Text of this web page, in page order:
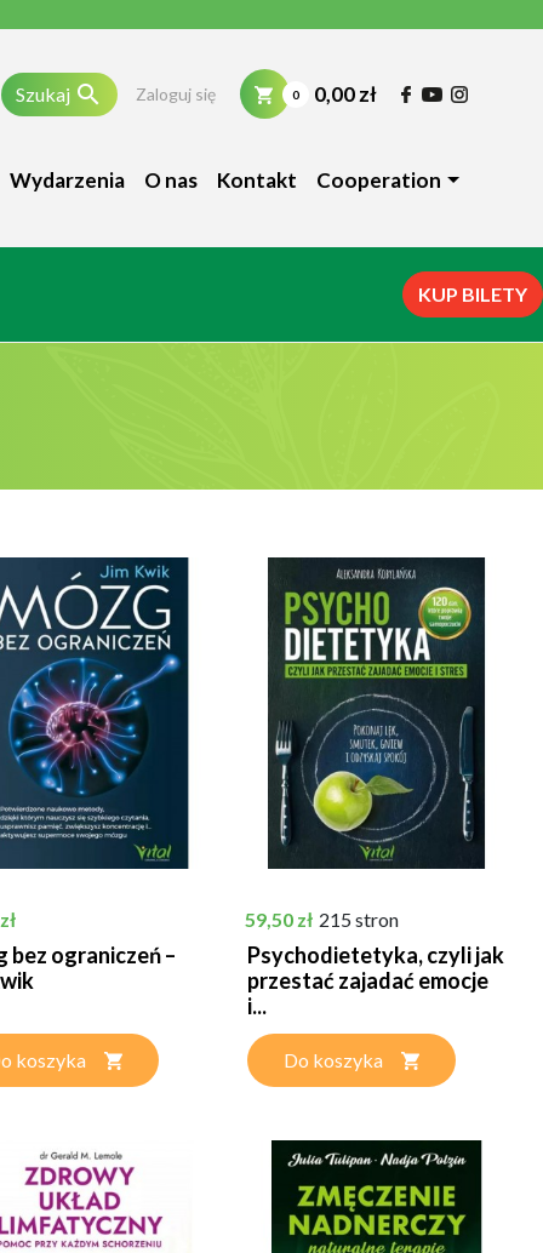
Szukaj  Zaloguj się 0 0,00 zł
Wydarzenia O nas Kontakt Cooperation
KUP BILETY
bez ograniczeń –
koszyka
Cena
59,50 zł 215 stron
Psychodietetyka, czyli jak
przestać zajadać emocje
i...
Do koszyka